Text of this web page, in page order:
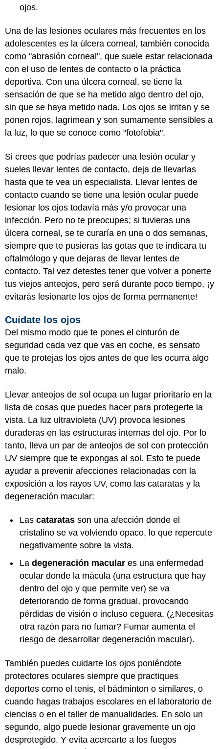
ojos.
Una de las lesiones oculares más frecuentes en los
adolescentes es la úlcera corneal, también conocida
como "abrasión corneal", que suele estar relacionada
con el uso de lentes de contacto o la práctica
deportiva. Con una úlcera corneal, se tiene la
sensación de que se ha metido algo dentro del ojo,
sin que se haya metido nada. Los ojos se irritan y se
ponen rojos, lagrimean y son sumamente sensibles a
la luz, lo que se conoce como "fotofobia".
Si crees que podrías padecer una lesión ocular y
sueles llevar lentes de contacto, deja de llevarlas
hasta que te vea un especialista. Llevar lentes de
contacto cuando se tiene una lesión ocular puede
lesionar los ojos todavía más y/o provocar una
infección. Pero no te preocupes; si tuvieras una
úlcera corneal, se te curaría en una o dos semanas,
siempre que te pusieras las gotas que te indicara tu
oftalmólogo y que dejaras de llevar lentes de
contacto. Tal vez detestes tener que volver a ponerte
tus viejos anteojos, pero será durante poco tiempo, ¡y
evitarás lesionarte los ojos de forma permanente!
Cuídate los ojos
Del mismo modo que te pones el cinturón de
seguridad cada vez que vas en coche, es sensato
que te protejas los ojos antes de que les ocurra algo
malo.
Llevar anteojos de sol ocupa un lugar prioritario en la
lista de cosas que puedes hacer para protegerte la
vista. La luz ultravioleta (UV) provoca lesiones
duraderas en las estructuras internas del ojo. Por lo
tanto, lleva un par de anteojos de sol con protección
UV siempre que te expongas al sol. Esto te puede
ayudar a prevenir afecciones relacionadas con la
exposición a los rayos UV, como las cataratas y la
degeneración macular:
Las cataratas son una afección donde el
cristalino se va volviendo opaco, lo que repercute
negativamente sobre la vista.
La degeneración macular es una enfermedad
ocular donde la mácula (una estructura que hay
dentro del ojo y que permite ver) se va
deteriorando de forma gradual, provocando
pérdidas de visión o incluso ceguera. (¿Necesitas
otra razón para no fumar? Fumar aumenta el
riesgo de desarrollar degeneración macular).
También puedes cuidarte los ojos poniéndote
protectores oculares siempre que practiques
deportes como el tenis, el bádminton o similares, o
cuando hagas trabajos escolares en el laboratorio de
ciencias o en el taller de manualidades. En solo un
segundo, algo puede lesionar gravemente un ojo
desprotegido. Y evita acercarte a los fuegos